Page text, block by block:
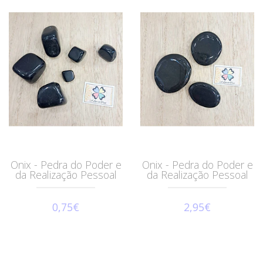
Onix - Pedra do Poder e
da Realização Pessoal
0,75€
Onix - Pedra do Poder e
da Realização Pessoal
2,95€